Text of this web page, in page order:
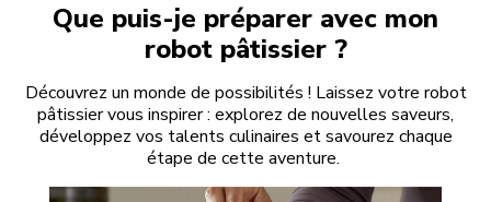
Que puis-je préparer avec mon
robot pâtissier ?
Découvrez un monde de possibilités ! Laissez votre robot
pâtissier vous inspirer : explorez de nouvelles saveurs,
développez vos talents culinaires et savourez chaque
étape de cette aventure.